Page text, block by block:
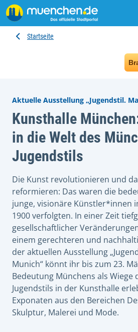
Startseite
Aktuelle Ausstellung „Jugendstil.
Kunsthalle
in die Welt des
Jugendstils
Die Kunst revolutionieren und
reformieren: Das waren die
junge, visionäre Künstler*innen
1900 verfolgten. In einer Zeit
gesellschaftlicher
einem gerechteren und
der aktuellen Ausstellung
Munich“ könnt ihr bis zum 23.
Bedeutung Münchens als Wiege
Jugendstils in der Kunsthalle
Exponaten aus den Bereichen
Skulptur, Malerei und Mode.